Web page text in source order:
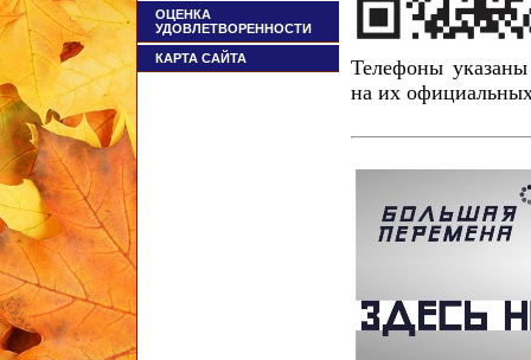
ОЦЕНКА
УДОВЛЕТВОРЕННОСТИ
КАРТА САЙТА
Телефоны
на их